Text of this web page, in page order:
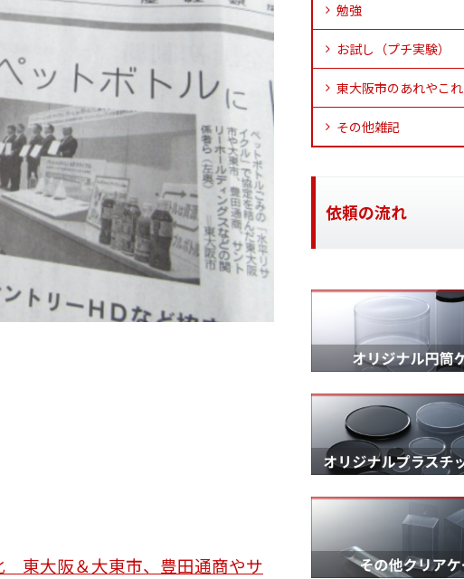
東大阪＆大東市、豊田通商やサ
勉強
お試し（プチ実験）
東大阪市のあれやこれ
その他雑記
依頼の流れ